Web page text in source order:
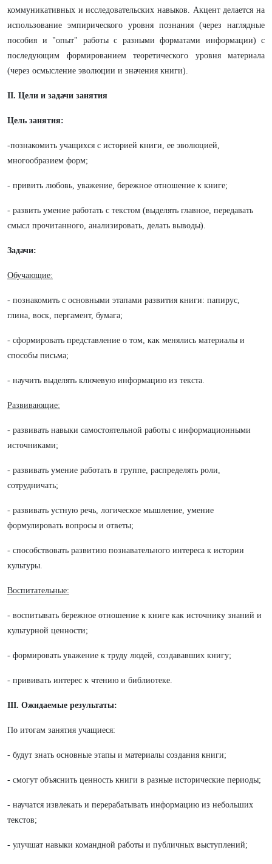
коммуникативных и исследовательских навыков. Акцент делается на
использование эмпирического уровня познания (через наглядные
пособия и "опыт" работы с разными форматами информации) с
последующим формированием теоретического уровня материала
(через осмысление эволюции и значения книги).
II. Цели и задачи занятия
Цель занятия:
-познакомить учащихся с историей книги, ее эволюцией,
многообразием форм;
- привить любовь, уважение, бережное отношение к книге;
- развить умение работать с текстом (выделять главное, передавать
смысл прочитанного, анализировать, делать выводы).
Задачи:
Обучающие:
- познакомить с основными этапами развития книги: папирус,
глина, воск, пергамент, бумага;
- сформировать представление о том, как менялись материалы и
способы письма;
- научить выделять ключевую информацию из текста.
Развивающие:
- развивать навыки самостоятельной работы с информационными
источниками;
- развивать умение работать в группе, распределять роли,
сотрудничать;
- развивать устную речь, логическое мышление, умение
формулировать вопросы и ответы;
- способствовать развитию познавательного интереса к истории
культуры.
Воспитательные:
- воспитывать бережное отношение к книге как источнику знаний и
культурной ценности;
- формировать уважение к труду людей, создававших книгу;
- прививать интерес к чтению и библиотеке.
III. Ожидаемые результаты:
По итогам занятия учащиеся:
- будут знать основные этапы и материалы создания книги;
- смогут объяснить ценность книги в разные исторические периоды;
- научатся извлекать и перерабатывать информацию из небольших
текстов;
- улучшат навыки командной работы и публичных выступлений;